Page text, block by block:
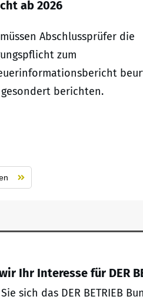
ab 2026
Abschlussprüfer die
zum
berichten.
Ihr Interesse für DER
sich das DER BETRIEB